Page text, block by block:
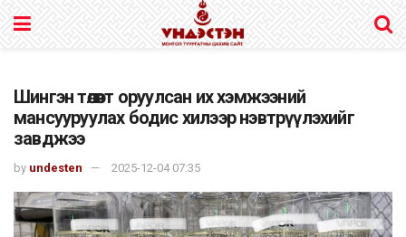
Шингэн төлөвт оруулсан их хэмжээний
мансууруулах бодис хилээр нэвтрүүлэхийг
завджээ
by undesten 2025-12-04 07:35